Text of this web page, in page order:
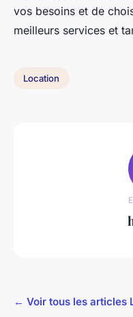
vos besoins et de
meilleurs services et
Location
← Voir tous les articles